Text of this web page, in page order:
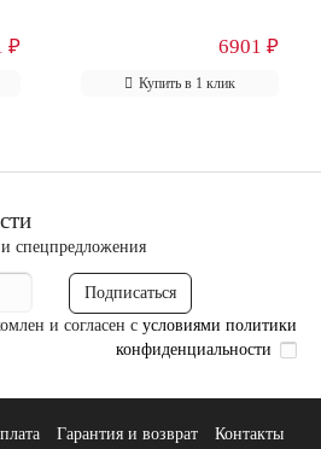
₽ 6901 ₽
Купить в 1 клик
спецпредложения
Подписаться
и согласен с условиями политики
конфиденциальности
Гарантия и возврат Контакты